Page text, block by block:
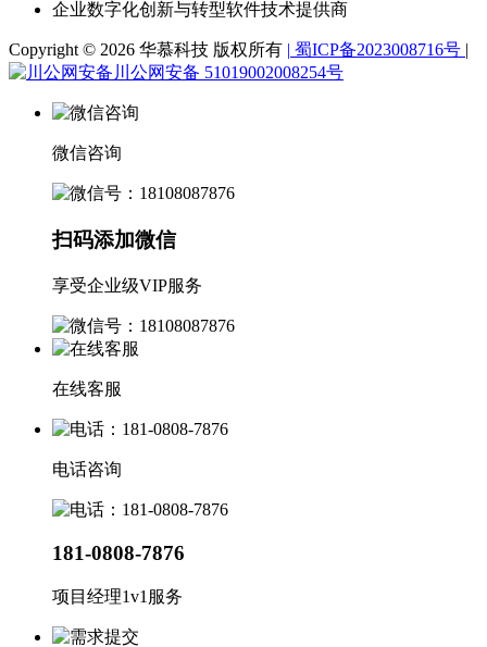
企业数字化创新与转型软件技术提供商
Copyright © 2026 华慕科技 版权所有 | 蜀ICP备2023008716号 |
川公网安备 51019002008254号
微信咨询
扫码添加微信
享受企业级VIP服务
在线客服
电话咨询
181-0808-7876
项目经理1v1服务